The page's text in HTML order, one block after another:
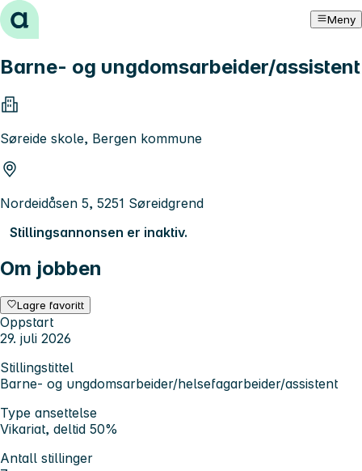
Hopp til innhold Meny
Barne- og ungdomsarbeider/assistent
Søreide skole, Bergen kommune
Nordeidåsen 5, 5251 Søreidgrend
Stillingsannonsen er inaktiv.
Om jobben
Lagre favoritt
Oppstart
29. juli 2026
Stillingstittel
Barne- og ungdomsarbeider/helsefagarbeider/assistent
Type ansettelse
Vikariat, deltid 50%
Antall stillinger